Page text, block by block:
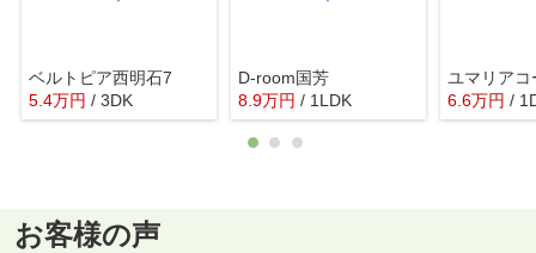
ベルトピア西明石7
5.4万円 / 3DK
D-room国芳
8.9万円 / 1LDK
ユマリアコ
6.6万円 /
お客様の声